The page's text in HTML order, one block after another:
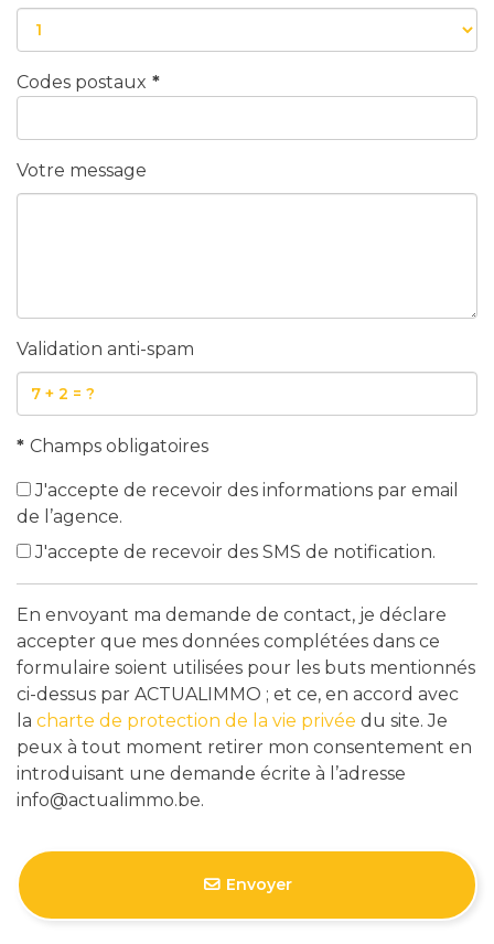
Codes postaux *
Votre message
Validation anti-spam
* Champs obligatoires
J'accepte de recevoir des informations par email
de l’agence.
J'accepte de recevoir des SMS de notification.
En envoyant ma demande de contact, je déclare
accepter que mes données complétées dans ce
formulaire soient utilisées pour les buts mentionnés
ci-dessus par ACTUALIMMO ; et ce, en accord avec
la charte de protection de la vie privée du site. Je
peux à tout moment retirer mon consentement en
introduisant une demande écrite à l’adresse
info@actualimmo.be.
Envoyer